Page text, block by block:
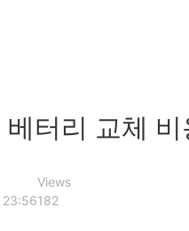
터리 교체 비
Views
182